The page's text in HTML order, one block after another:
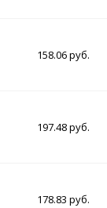
158.06 руб.
197.48 руб.
178.83 руб.